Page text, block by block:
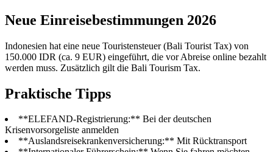
Neue Einreisebestimmungen 2026
Indonesien hat eine neue Touristensteuer (Bali Tourist Tax) von
150.000 IDR (ca. 9 EUR) eingeführt, die vor Abreise online bezahlt
werden muss. Zusätzlich gilt die Bali Tourism Tax.
Praktische Tipps
**ELEFAND-Registrierung:** Bei der deutschen
Krisenvorsorgeliste anmelden
**Auslandsreisekrankenversicherung:** Mit Rücktransport